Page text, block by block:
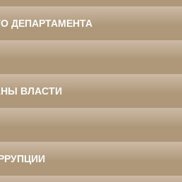
ДЕПАРТАМЕНТА
ВЛАСТИ